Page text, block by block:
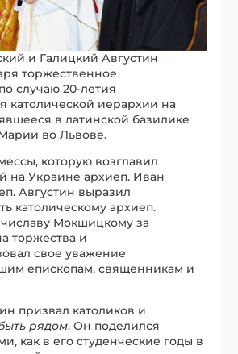
и Галицкий Августин
торжественное
случаю 20-летия
католической иерархии на
в латинской базилике
во Львове.
которую возглавил
на Украине архиеп. Иван
Августин выразил
католическому архиеп.
Мокшицкому за
торжества и
свое уважение
епископам, священникам и
призвал католиков и
рядом. Он поделился
как в его студенческие годы в